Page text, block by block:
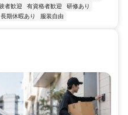
者歓迎 有資格者歓迎
研修あり
長期休暇あり 服装自由